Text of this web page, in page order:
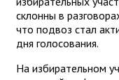
склонны в
что подвоз стал
дня голосования.
На избирательном